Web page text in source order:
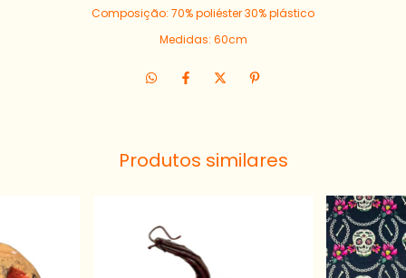
Composição: 70% poliéster 30% plástico
Medidas: 60cm
Produtos similares